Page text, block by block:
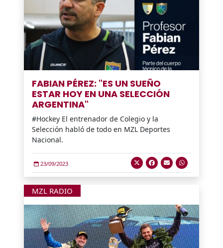
FABIAN PÉREZ: "ES UN SUEÑO
ESTAR HOY EN UNA SELECCIÓN
ARGENTINA"
#Hockey El entrenador de Colegio y la
Selección habló de todo en MZL Deportes
Nacional.
23/09/2023
MZL RADIO